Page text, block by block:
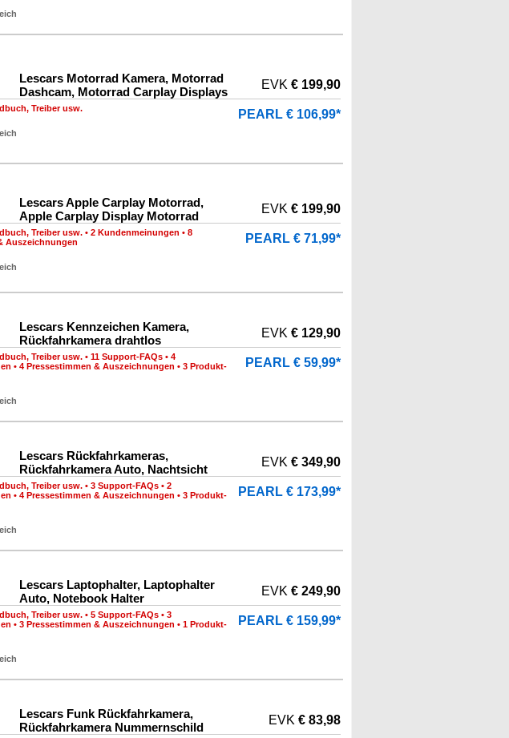
Lescars Motorrad Kamera, Motorrad
Dashcam, Motorrad Carplay Displays
EVK € 199,90
Treiber usw. PEARL € 106,99*
Lescars Apple Carplay Motorrad,
Apple Carplay Display Motorrad
EVK € 199,90
Treiber usw. • 2 Kundenmeinungen • 8
Auszeichnungen
PEARL € 71,99*
Lescars Kennzeichen Kamera,
Rückfahrkamera drahtlos
EVK € 129,90
Treiber usw. • 11 Support-FAQs • 4
• 4 Pressestimmen & Auszeichnungen • 3 Produkt-
PEARL € 59,99*
Lescars Rückfahrkameras,
Rückfahrkamera Auto, Nachtsicht
EVK € 349,90
Treiber usw. • 3 Support-FAQs • 2
• 4 Pressestimmen & Auszeichnungen • 3 Produkt-
PEARL € 173,99*
Lescars Laptophalter, Laptophalter
Auto, Notebook Halter
EVK € 249,90
Treiber usw. • 5 Support-FAQs • 3
• 3 Pressestimmen & Auszeichnungen • 1 Produkt-
PEARL € 159,99*
Lescars Funk Rückfahrkamera,
Rückfahrkamera Nummernschild
EVK € 83,98